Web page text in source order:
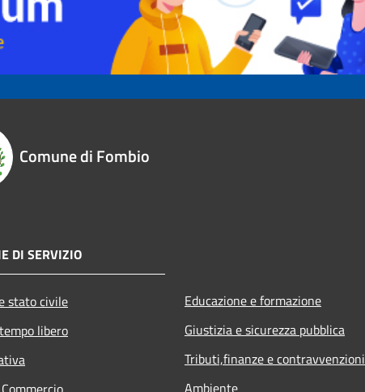
Comune di Fombio
DI SERVIZIO
stato civile
libero
Educazione e formazione
Giustizia e sicurezza pubblica
Tributi,finanze e contravvenzioni
Ambiente